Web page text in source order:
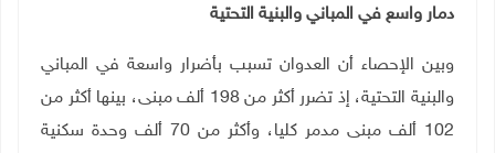
دمار واسع في المباني والبنية التحتية
وبين الإحصاء أن العدوان تسبب بأضرار واسعة في المباني
والبنية التحتية، إذ تضرر أكثر من 198 ألف مبنى، بينها أكثر من
102 ألف مبنى مدمر كليا، وأكثر من 70 ألف وحدة سكنية